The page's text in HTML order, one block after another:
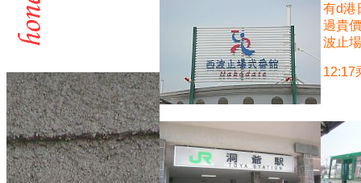
有d港
過貴
波止
12:17